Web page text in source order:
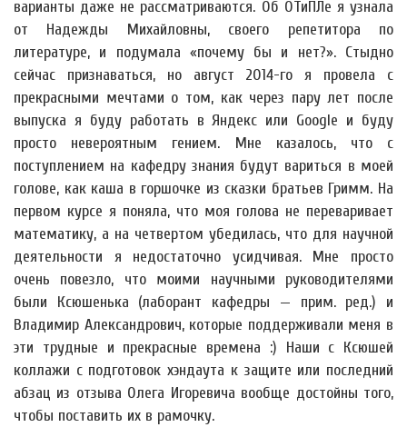
варианты даже не рассматриваются. Об ОТиПЛе я узнала
от Надежды Михайловны, своего репетитора по
литературе, и подумала «почему бы и нет?». Стыдно
сейчас признаваться, но август 2014-го я провела с
прекрасными мечтами о том, как через пару лет после
выпуска я буду работать в Яндекс или Google и буду
просто невероятным гением. Мне казалось, что с
поступлением на кафедру знания будут вариться в моей
голове, как каша в горшочке из сказки братьев Гримм. На
первом курсе я поняла, что моя голова не переваривает
математику, а на четвертом убедилась, что для научной
деятельности я недостаточно усидчивая. Мне просто
очень повезло, что моими научными руководителями
были Ксюшенька (лаборант кафедры — прим. ред.) и
Владимир Александрович, которые поддерживали меня в
эти трудные и прекрасные времена :) Наши с Ксюшей
коллажи с подготовок хэндаута к защите или последний
абзац из отзыва Олега Игоревича вообще достойны того,
чтобы поставить их в рамочку.